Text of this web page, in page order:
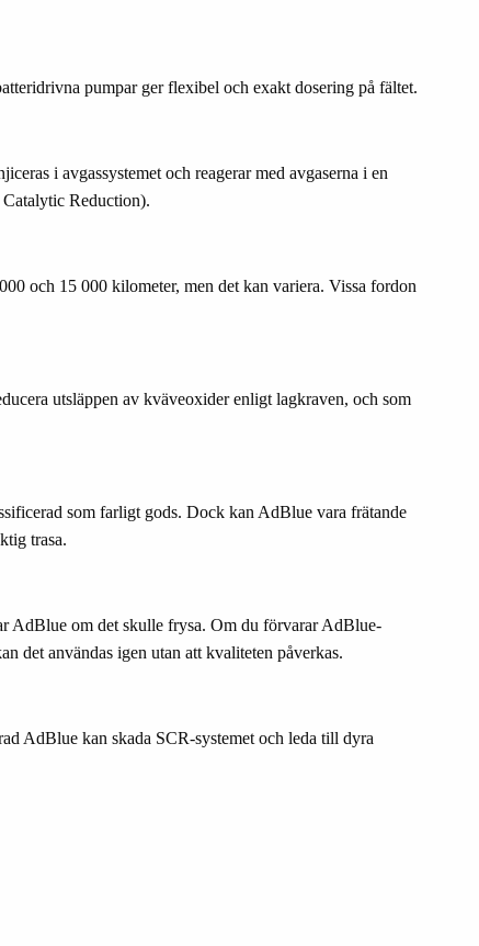
pumpar ger flexibel och exakt dosering på fältet.
i avgassystemet och reagerar med avgaserna i en
Reduction).
och 15 000 kilometer, men det kan variera. Vissa fordon
utsläppen av kväveoxider enligt lagkraven, och som
som farligt gods. Dock kan AdBlue vara frätande
trasa.
AdBlue om det skulle frysa. Om du förvarar AdBlue-
det användas igen utan att kvaliteten påverkas.
AdBlue kan skada SCR-systemet och leda till dyra